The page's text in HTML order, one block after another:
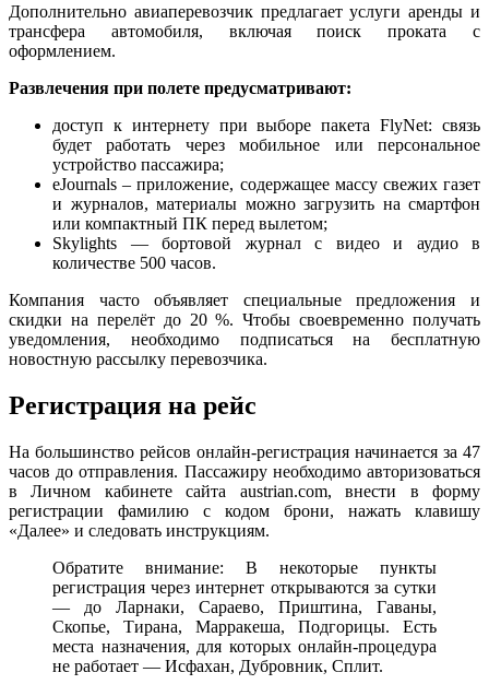
Дополнительно авиаперевозчик предлагает услуги аренды и
трансфера автомобиля, включая поиск проката с
оформлением.
Развлечения при полете предусматривают:
доступ к интернету при выборе пакета FlyNet: связь
будет работать через мобильное или персональное
устройство пассажира;
eJournals – приложение, содержащее массу свежих газет
и журналов, материалы можно загрузить на смартфон
или компактный ПК перед вылетом;
Skylights — бортовой журнал с видео и аудио в
количестве 500 часов.
Компания часто объявляет специальные предложения и
скидки на перелёт до 20 %. Чтобы своевременно получать
уведомления, необходимо подписаться на бесплатную
новостную рассылку перевозчика.
Регистрация на рейс
На большинство рейсов онлайн-регистрация начинается за 47
часов до отправления. Пассажиру необходимо авторизоваться
в Личном кабинете сайта austrian.com, внести в форму
регистрации фамилию с кодом брони, нажать клавишу
«Далее» и следовать инструкциям.
Обратите внимание: В некоторые пункты
регистрация через интернет открываются за сутки
— до Ларнаки, Сараево, Приштина, Гаваны,
Скопье, Тирана, Марракеша, Подгорицы. Есть
места назначения, для которых онлайн-процедура
не работает — Исфахан, Дубровник, Сплит.